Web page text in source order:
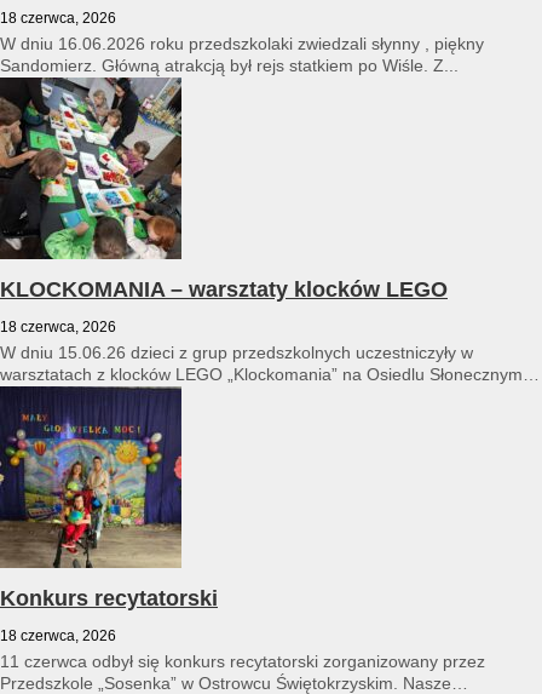
18 czerwca, 2026
W dniu 16.06.2026 roku przedszkolaki zwiedzali słynny , piękny
Sandomierz. Główną atrakcją był rejs statkiem po Wiśle. Z...
KLOCKOMANIA – warsztaty klocków LEGO
18 czerwca, 2026
W dniu 15.06.26 dzieci z grup przedszkolnych uczestniczyły w
warsztatach z klocków LEGO „Klockomania” na Osiedlu Słonecznym
Konkurs recytatorski
18 czerwca, 2026
11 czerwca odbył się konkurs recytatorski zorganizowany przez
Przedszkole „Sosenka” w Ostrowcu Świętokrzyskim. Nasze